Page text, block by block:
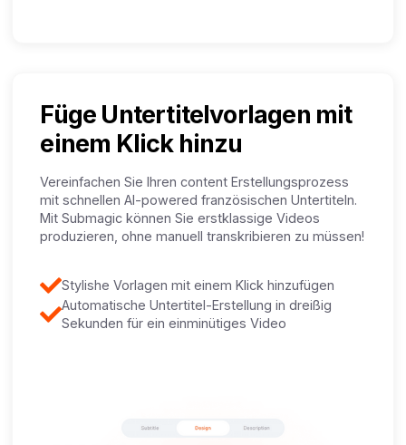
Füge Untertitelvorlagen mit
einem Klick hinzu
Vereinfachen Sie Ihren content Erstellungsprozess
mit schnellen AI-powered französischen Untertiteln.
Mit Submagic können Sie erstklassige Videos
produzieren, ohne manuell transkribieren zu müssen!
Stylishe Vorlagen mit einem Klick hinzufügen
Automatische Untertitel-Erstellung in dreißig
Sekunden für ein einminütiges Video